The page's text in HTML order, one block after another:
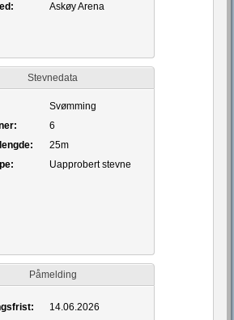
Askøy Arena
Stevnedata
Svømming
6
25m
Uapprobert stevne
Påmelding
14.06.2026